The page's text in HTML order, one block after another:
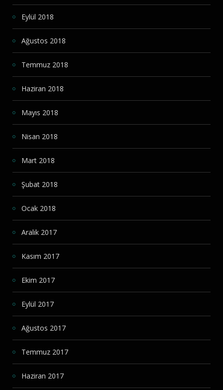
Eylül 2018
Ağustos 2018
Temmuz 2018
Haziran 2018
Mayıs 2018
Nisan 2018
Mart 2018
Şubat 2018
Ocak 2018
Aralık 2017
Kasım 2017
Ekim 2017
Eylül 2017
Ağustos 2017
Temmuz 2017
Haziran 2017